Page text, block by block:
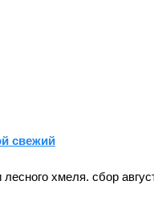
свежий
хмеля. сбор